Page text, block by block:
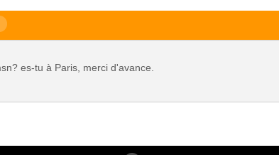
es-tu à Paris, merci d'avance.